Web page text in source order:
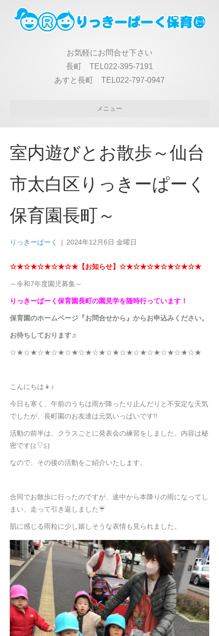
お気軽にお問合せ下さい
長町 TEL022-395-7191
あすと長町 TEL022-797-0947
メニュー
室内遊びとお散歩～仙台
市太白区りっきーぱーく
保育園長町～
りっきーぱーく | 2024年12月6日 金曜日
☆★☆★☆★☆★☆★【お知らせ】☆★☆★☆★☆★☆★☆★
～令和7年度園児募集～
りっきーぱーく保育園長町の園見学を随時行っています！
保育園のホームページ『お問合せから』からお申込みください。
お待ちしております♬
☆★☆★☆★☆★☆★☆★☆★☆★☆★☆★☆★☆★☆★☆★
こんにちは👧♪
今日も寒く、午前のうちは雨が降ったり止んだりと不安定な天気
でしたが、長町園のお友達は元気いっぱいです!!
活動の前半は、クラスごとに発表会の練習をしました。内容は秘
密です(≧▽≦)
なので、その後の活動をご紹介いたします。
合同でお散歩に行ったのですが、途中から本降りの雨になってし
まい、走って引き返しました☔
肌に感じる雨粒に少し嬉しそうな表情も見られました。